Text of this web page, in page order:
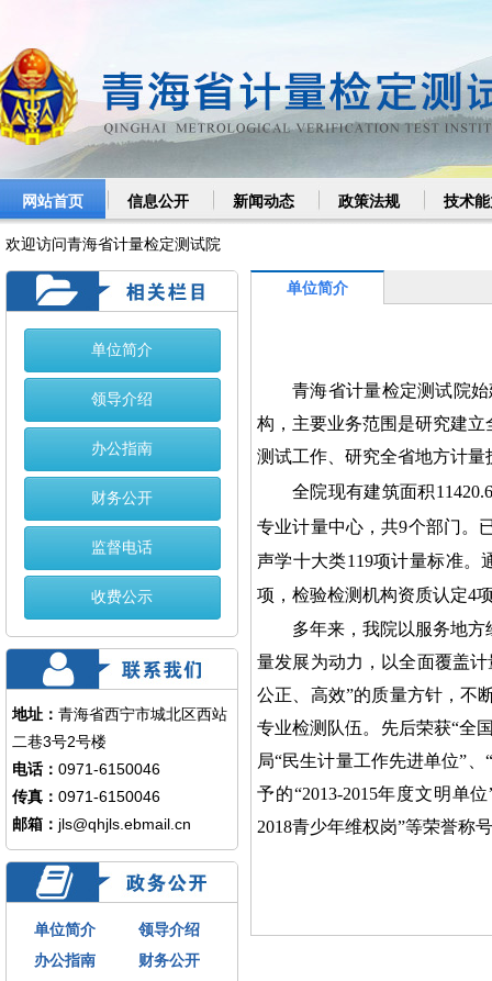
网站首页 信息公开 新闻动态 政策法规 技术
欢迎访问青海省计量检定测试院
单位简介
青海省计量检定测试院
构，主要业务范围是研究建
测试工作、研究全省地方计
全院现有建筑面积
专业计量中心，共9个部门。
声学十大类119项计量标准。
项， 检验检测机构资质认定4
多年来，我院以服务地
量发展为动力，以全面覆盖
公正、高效”的质量方针，不
专业检测队伍。先后荣获“全
局“民生计量工作先进单位”
予的“2013-2015年度文明单
2018青少年维权岗”等荣誉称
单位简介
领导介绍
办公指南
财务公开
监督电话
收费公示
地址： 青海省西宁市城北区西站
二巷3号2号楼
电话： 0971-6150046
传真： 0971-6150046
邮箱： jls@qhjls.ebmail.cn
单位简介
领导介绍
办公指南
财务公开